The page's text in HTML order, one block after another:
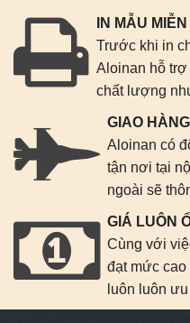
IN MẪU MIỄN
Trước khi in
Aloinan hỗ trợ
chất lượng
GIAO
Aloinan có
tận nơi tại
ngoài sẽ
GIÁ LUÔN
Cùng với
đạt mức cao
luôn luôn